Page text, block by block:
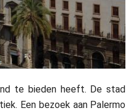
te bieden heeft. De stad
Een bezoek aan Palermo